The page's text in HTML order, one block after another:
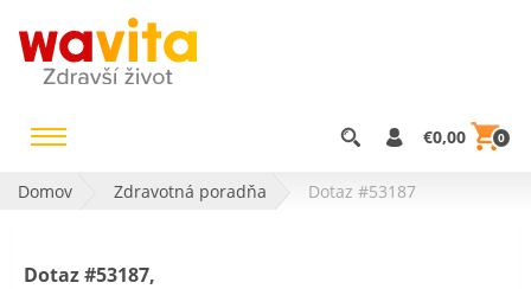
€0,00 0
Domov Zdravotná poradňa Dotaz #53187
Dotaz #53187,